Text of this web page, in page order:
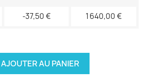
-37,50 € 1 640,00 €
AJOUTER AU PANIER